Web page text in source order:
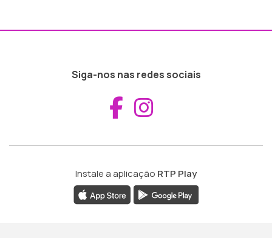
Siga-nos nas redes sociais
Aceder ao
Instale a aplicação RTP Play